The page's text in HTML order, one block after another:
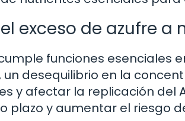
exceso de azufre a
funciones esenciales
desequilibrio en la
y afectar la replicación del
plazo y aumentar el riesgo